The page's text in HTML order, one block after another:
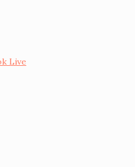
Live